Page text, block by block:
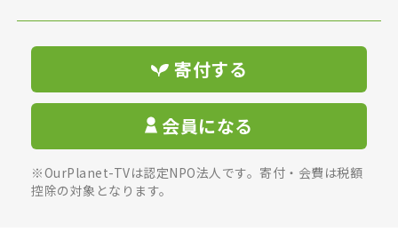
寄付する
会員になる
※OurPlanet-TVは認定NPO法人です。寄付・会費は税額
控除の対象となります。